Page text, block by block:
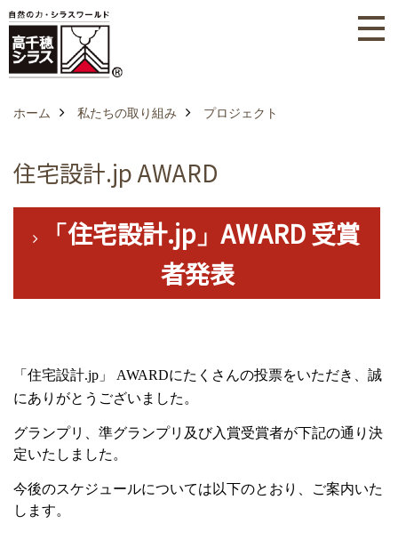
ホーム 私たちの取り組み プロジェクト
住宅設計.jp AWARD
「 住宅設計.jp」 AWARD 受賞
者発表
「住宅設計.jp 」 AWARDにたくさんの投票をいただき、誠
にありがとうございました。
グランプリ、準グランプリ及び入賞受賞者が下記の通り決
定いたしました。
今後のスケジュールについては以下のとおり、ご案内いた
します。